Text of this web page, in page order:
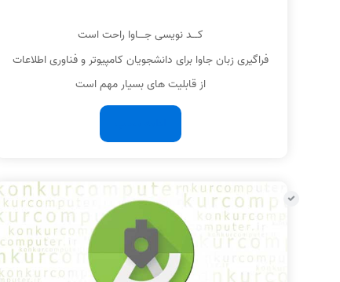
کــد نویسی جــاوا راحت است
فراگیری زبان جاوا برای دانشجویان کامپیوتر و فناوری اطلاعات
از قابلیت های بسیار مهم است